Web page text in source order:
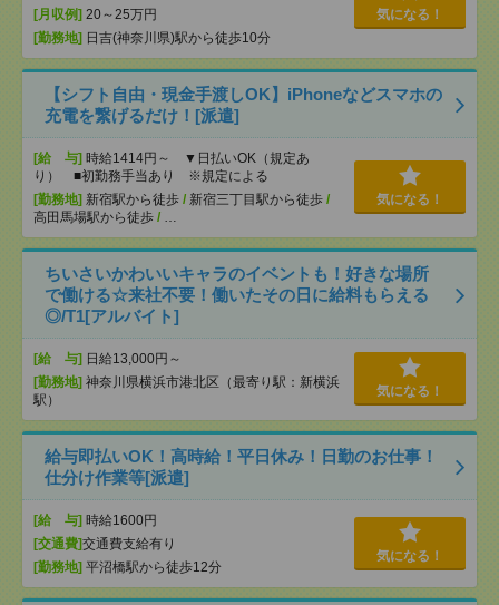
[月収例] 20～25万円
[勤務地] 日吉(神奈川県)駅から徒歩10分
気になる！
【シフト自由・現金手渡しOK】iPhoneなどスマホの
充電を繋げるだけ！[派遣]
[給 与] 時給1414円～ ▼日払いOK（規定あ
り） ■初勤務手当あり ※規定による
[勤務地] 新宿駅から徒歩 / 新宿三丁目駅から徒歩 /
高田馬場駅から徒歩 / …
気になる！
ちいさいかわいいキャラのイベントも！好きな場所
で働ける☆来社不要！働いたその日に給料もらえる
◎/T1[アルバイト]
[給 与] 日給13,000円～
[勤務地] 神奈川県横浜市港北区（最寄り駅：新横浜
駅）
気になる！
給与即払いOK！高時給！平日休み！日勤のお仕事！
仕分け作業等[派遣]
[給 与] 時給1600円
[交通費]交通費支給有り
[勤務地] 平沼橋駅から徒歩12分
気になる！